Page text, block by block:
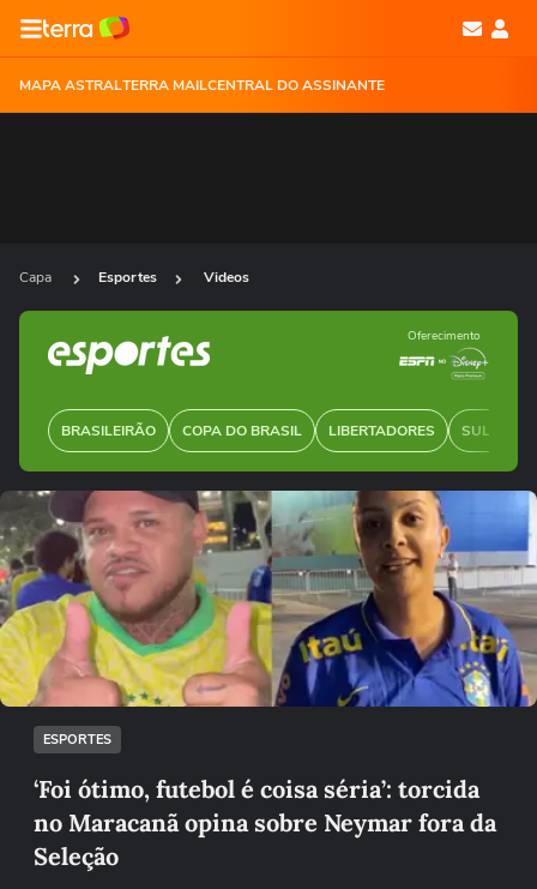
MAPA ASTRALTERRA MAILCENTRAL DO ASSINANTE
Capa Esportes Videos
BRASILEIRÃO COPA DO BRASIL LIBERTADORES SUL-
Oferecimento
Ops!
Não foi possível reproduzir o vídeo
Tentar novamente
ESPORTES
‘Foi ótimo, futebol é coisa séria’: torcida
no Maracanã opina sobre Neymar fora da
Seleção